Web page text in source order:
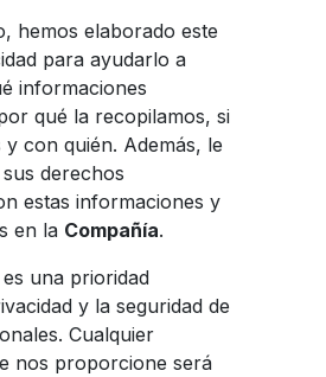
Jamaica
Nicaragua
Panama
Paraguay
Peru
Republic
Trinidad and
Tobago
hemos elaborado este
para ayudarlo a
informaciones
qué la recopilamos, si
con quién. Además, le
derechos
estas informaciones y
en la Compañía.
una prioridad
y la seguridad de
Cualquier
nos proporcione será